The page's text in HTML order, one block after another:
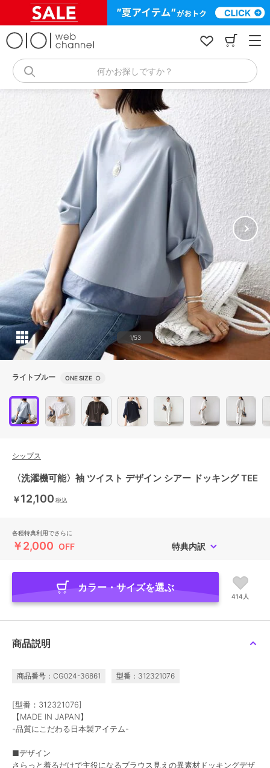
キ
何かお探しですか？
1/53
ライトブルー ONE SIZE ○
シップス
〈洗濯機可能〉袖 ツイスト デザイン シアー ドッキング TEE
￥12,100 税込
各種特典利用でさらに
￥2,000 OFF 特典内訳
カラー・サイズを選ぶ
414人
商品説明
商品番号：CG024-36861 型番：312321076
[型番：312321076]
【MADE IN JAPAN】
-品質にこだわる日本製アイテム-
■デザイン
さらっと着るだけで主役になるブラウス見えの異素材ドッキングデザ